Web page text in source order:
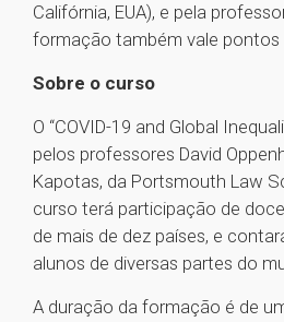
Califórnia, EUA), e pela
formação também vale pontos
Sobre o curso
O “COVID-19 and Global
pelos professores David
Kapotas, da Portsmouth Law
curso terá participação de
de mais de dez países, e
alunos de diversas partes do
A duração da formação é de